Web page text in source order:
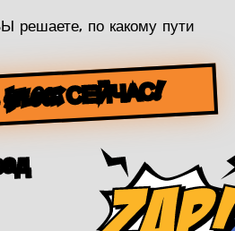
решаете, по какому пути
СЕЙЧАС!